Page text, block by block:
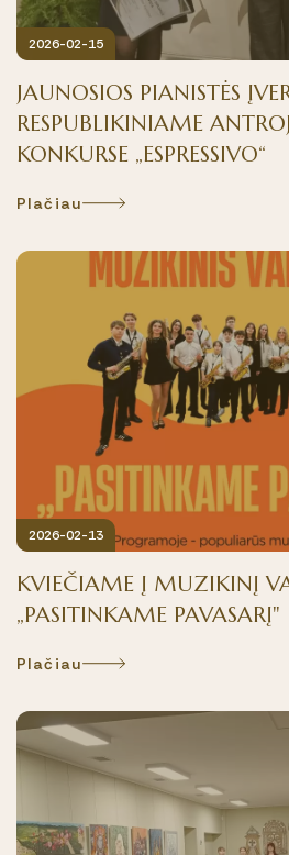
Edukaciniai
Mokytojai ir
Metodinės grupės
2026-02-15
JAUNOSIOS PIANISTĖS
RESPUBLIKINIAME
KONKURSE „ESPRESSIVO“
Plačiau
2026-02-13
KVIEČIAME Į MUZIKINĮ
„PASITINKAME PAVASARĮ"
Plačiau